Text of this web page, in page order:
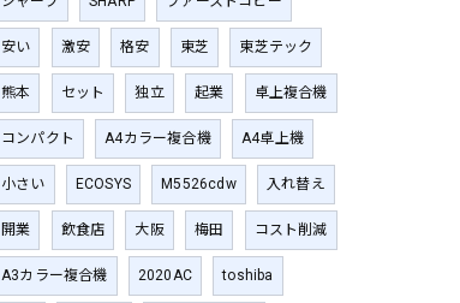
安い 激安 格安 東芝 東芝テック
熊本 セット 独立 起業 卓上複合機
コンパクト A4カラー複合機 A4卓上機
小さい ECOSYS M5526cdw 入れ替え
開業 飲食店 大阪 梅田 コスト削減
A3カラー複合機 2020AC toshiba